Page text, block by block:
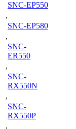
SNC-EP550
,
SNC-EP580
,
SNC-
ER550
,
SNC-
RX550N
,
SNC-
RX550P
,